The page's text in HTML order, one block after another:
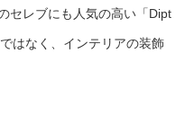
セレブにも人気の高い「Dipt
はなく、インテリアの装飾